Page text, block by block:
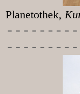
Planetothek,